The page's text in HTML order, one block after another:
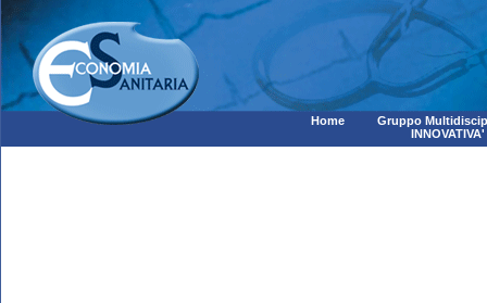
Home
Gruppo
INNOVATIVA'